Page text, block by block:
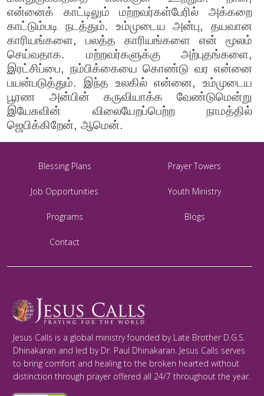
என்னைக் காட்டிலும் மற்றவர்கள்பேரில் அக்கறை
காட்டும்படி நடத்தும். உம்முடைய அன்பு, தயவான
காரியங்களை, பலத்த காரியங்களை என் மூலம்
செய்வதாக. மற்றவர்களுக்கு அற்புதங்களை,
இரட்சிப்பை, நம்பிக்கையை கொண்டு வர என்னை
பயன்படுத்தும். இந்த உலகில் என்னை, உம்முடைய
பூரண அன்பின் கருவியாக்க வேண்டுமென்று
இயேசுவின் விலையேறப்பெற்ற நாமத்தில்
ஜெபிக்கிறேன், ஆமென்.
Blessing Plans Prayer Towers
Job Opportunities Youth Ministry
Programs Blogs
Contact
Jesus Calls is a global ministry founded by Late Brother D.G.S.
Dhinakaran and led by Dr. Paul Dhinakaran. Jesus Calls serves
to bring comfort and healing to the broken hearted without
distinction through prayer offered all 24/7 throughout the year.